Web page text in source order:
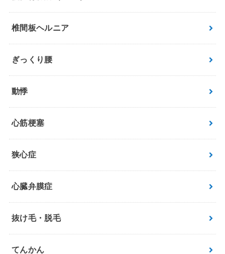
椎間板ヘルニア
ぎっくり腰
動悸
心筋梗塞
狭心症
心臓弁膜症
抜け毛・脱毛
てんかん